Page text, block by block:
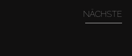
NÄCHSTE